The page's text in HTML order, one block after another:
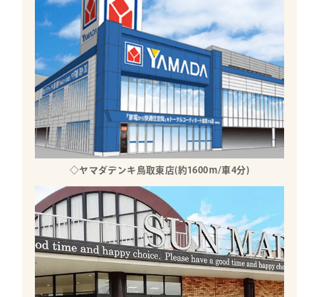
◇ヤマダデンキ鳥取東店(約1600ｍ/車4分)